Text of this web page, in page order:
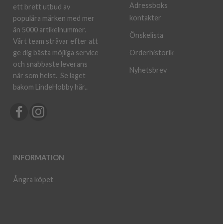
ett brett utbud av
populära märken med mer
än 5000 artikelnummer.
Vårt team strävar efter att
ge dig bästa möjliga service
och snabbaste leverans
när som helst. Se laget
bakom LindeHobby här..
INFORMATION
Ångra köpet
Adressboks
kontakter
Önskelista
Orderhistorik
Nyhetsbrev